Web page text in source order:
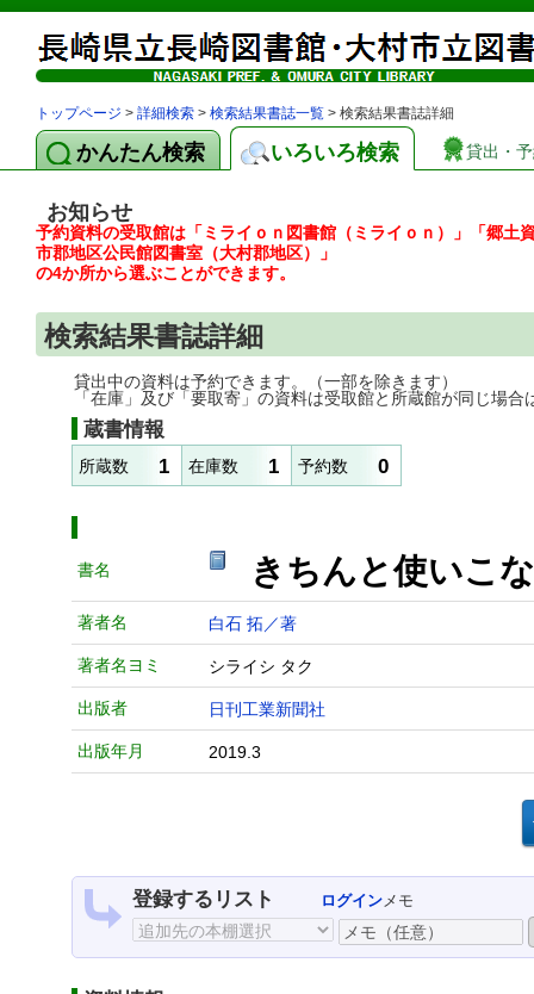
トップページ > 詳細検索 > 検索結果書誌一覧 > 検索結果書誌詳細
かんたん検索 いろいろ検索 貸出・
お知らせ
予約資料の受取館は「ミライｏｎ図書館（ミライｏｎ）」「郷
市郡地区公民館図書室（大村郡地区）」
の4か所から選ぶことができます。
検索結果書誌詳細
貸出中の資料は予約できます。（一部を除きます）
「在庫」及び「要取寄」の資料は受取館と所蔵館が同じ場合
蔵書情報
所蔵数 1 在庫数 1 予約数 0
書名 きちんと使いこ
著者名 白石 拓／著
著者名ヨミ シライシ タク
出版者 日刊工業新聞社
出版年月 2019.3
登録するリスト ログインメモ